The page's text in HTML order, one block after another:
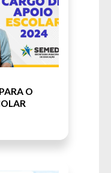
O